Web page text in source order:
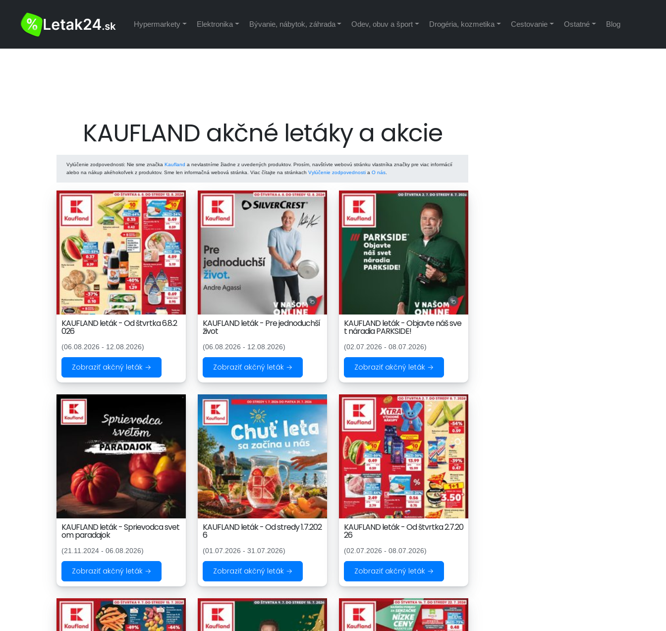
Hypermarkety Elektronika Bývanie, nábytok, záhrada Odev, obuv a šport Drogéria, kozmetika Cestovanie Ostatné Blog
KAUFLAND akčné letáky a akcie
Vylúčenie zodpovednosti: Nie sme značka Kaufland a nevlastníme žiadne z uvedených produktov. Prosím, navštívte webovú stránku vlastníka značky pre viac informácií
alebo na nákup akéhokoľvek z produktov. Sme len informačná webová stránka. Viac čítajte na stránkach Vylúčenie zodpovednosti a O nás
KAUFLAND leták - Od štvrtka 6.8.2
026
(06.08.2026 - 12.08.2026)
Zobraziť akčný leták →
KAUFLAND leták - Pre jednoduchší
život
(06.08.2026 - 12.08.2026)
Zobraziť akčný leták →
KAUFLAND leták - Objavte náš sve
t náradia PARKSIDE!
(02.07.2026 - 08.07.2026)
Zobraziť akčný leták →
KAUFLAND leták - Sprievodca svet
om paradajok
(21.11.2024 - 06.08.2026)
Zobraziť akčný leták →
KAUFLAND leták - Od stredy 1.7.202
6
(01.07.2026 - 31.07.2026)
Zobraziť akčný leták →
KAUFLAND leták - Od štvrtka 2.7.20
26
(02.07.2026 - 08.07.2026)
Zobraziť akčný leták →